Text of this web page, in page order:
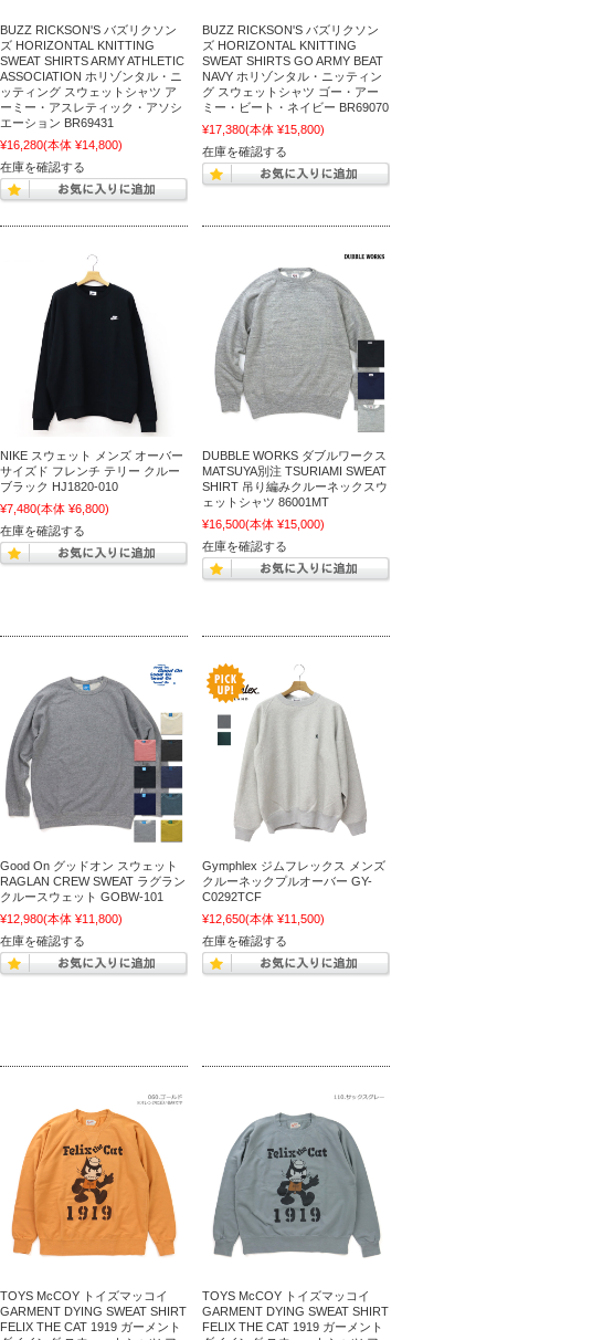
BUZZ RICKSON'S バズリクソン
ズ HORIZONTAL KNITTING
SWEAT SHIRTS ARMY ATHLETIC
ASSOCIATION ホリゾンタル・ニ
ッティング スウェットシャツ ア
ーミー・アスレティック・アソシ
エーション BR69431
¥16,280(本体 ¥14,800)
在庫を確認する
BUZZ RICKSON'S バズリクソン
ズ HORIZONTAL KNITTING
SWEAT SHIRTS GO ARMY BEAT
NAVY ホリゾンタル・ニッティン
グ スウェットシャツ ゴー・アー
ミー・ビート・ネイビー BR69070
¥17,380(本体 ¥15,800)
在庫を確認する
NIKE スウェット メンズ オーバー
サイズド フレンチ テリー クルー
ブラック HJ1820-010
¥7,480(本体 ¥6,800)
在庫を確認する
DUBBLE WORKS ダブルワークス
MATSUYA別注 TSURIAMI SWEAT
SHIRT 吊り編みクルーネックスウ
ェットシャツ 86001MT
¥16,500(本体 ¥15,000)
在庫を確認する
Good On グッドオン スウェット
RAGLAN CREW SWEAT ラグラン
クルースウェット GOBW-101
¥12,980(本体 ¥11,800)
在庫を確認する
Gymphlex ジムフレックス メンズ
クルーネックプルオーバー GY-
C0292TCF
¥12,650(本体 ¥11,500)
在庫を確認する
TOYS McCOY トイズマッコイ
GARMENT DYING SWEAT SHIRT
FELIX THE CAT 1919 ガーメント
TOYS McCOY トイズマッコイ
GARMENT DYING SWEAT SHIRT
FELIX THE CAT 1919 ガーメント